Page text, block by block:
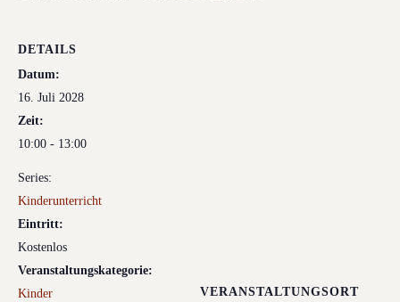
DETAILS
Datum:
16. Juli 2028
Zeit:
10:00 - 13:00
Series:
Kinderunterricht
Eintritt:
Kostenlos
Veranstaltungskategorie:
Kinder
VERANSTALTUNGSORT